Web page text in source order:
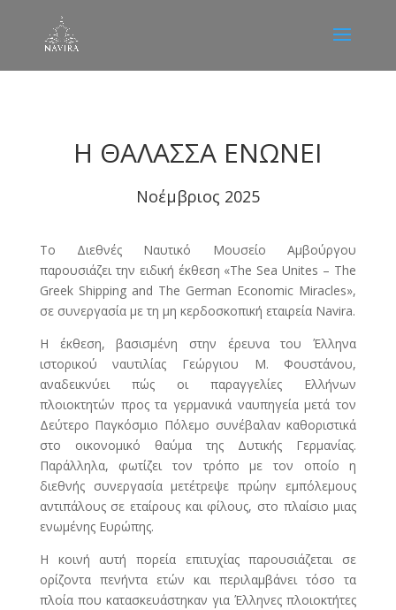
Η ΘΑΛΑΣΣΑ ΕΝΩΝΕΙ
Νοέμβριος 2025
Το Διεθνές Ναυτικό Μουσείο Αμβούργου
παρουσιάζει την ειδική έκθεση «Τhe Sea Unites – The
Greek Shipping and The German Economic Miracles»,
σε συνεργασία με τη μη κερδοσκοπική εταιρεία Navira.
Η έκθεση, βασισμένη στην έρευνα του Έλληνα
ιστορικού ναυτιλίας Γεώργιου Μ. Φουστάνου,
αναδεικνύει πώς οι παραγγελίες Ελλήνων
πλοιοκτητών προς τα γερμανικά ναυπηγεία μετά τον
Δεύτερο Παγκόσμιο Πόλεμο συνέβαλαν καθοριστικά
στο οικονομικό θαύμα της Δυτικής Γερμανίας.
Παράλληλα, φωτίζει τον τρόπο με τον οποίο η
διεθνής συνεργασία μετέτρεψε πρώην εμπόλεμους
αντιπάλους σε εταίρους και φίλους, στο πλαίσιο μιας
ενωμένης Ευρώπης.
Η κοινή αυτή πορεία επιτυχίας παρουσιάζεται σε
ορίζοντα πενήντα ετών και περιλαμβάνει τόσο τα
πλοία που κατασκευάστηκαν για Έλληνες πλοιοκτήτες